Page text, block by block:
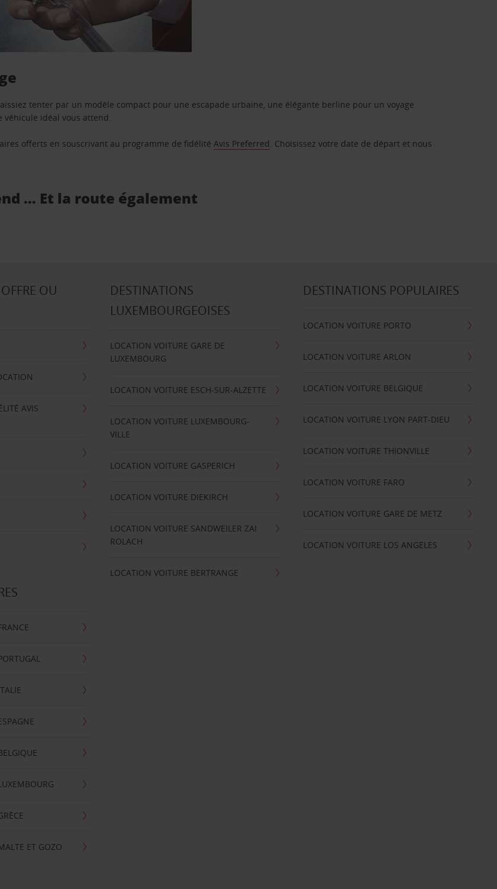
tenter par un modèle compact pour une escapade urbaine, une élégante berline pour un voyage
véhicule idéal vous attend.
offerts en souscrivant au programme de fidélitéAvis Preferred. Choisissez votre date de départ et nous
… Et la route également
OU
AVIS
DESTINATIONS
LUXEMBOURGEOISES
LOCATION VOITURE GARE DE
LUXEMBOURG
LOCATION VOITURE ESCH-SUR-ALZETTE
LOCATION VOITURE LUXEMBOURG-
VILLE
LOCATION VOITURE GASPERICH
LOCATION VOITURE DIEKIRCH
LOCATION VOITURE SANDWEILER ZAI
ROLACH
LOCATION VOITURE BERTRANGE
DESTINATIONS POPULAIRES
LOCATION VOITURE PORTO
LOCATION VOITURE ARLON
LOCATION VOITURE BELGIQUE
LOCATION VOITURE LYON PART-DIEU
LOCATION VOITURE THIONVILLE
LOCATION VOITURE FARO
LOCATION VOITURE GARE DE METZ
LOCATION VOITURE LOS ANGELES
ET GOZO